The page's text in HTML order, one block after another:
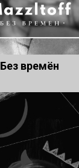
Без времён